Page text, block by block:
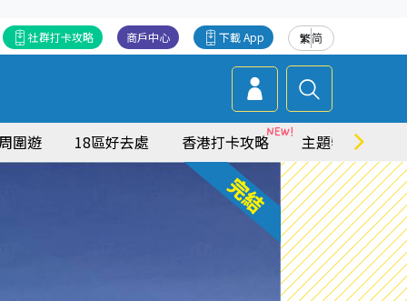
繁简
下載 App
商戶中心
社群打卡攻略
圍遊 18區好去處 香港打卡攻略 主題特集